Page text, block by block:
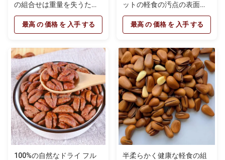
の組合せは重量を失うため
にひよこ豆を揚げた
最高 の 価格 を 入手 する
ットの軽食の汚点の表面の
焼かれたひよこ豆の軽食
最高 の 価格 を 入手 する
100%の自然なドライ フル
半柔らかく健康な軽食の組